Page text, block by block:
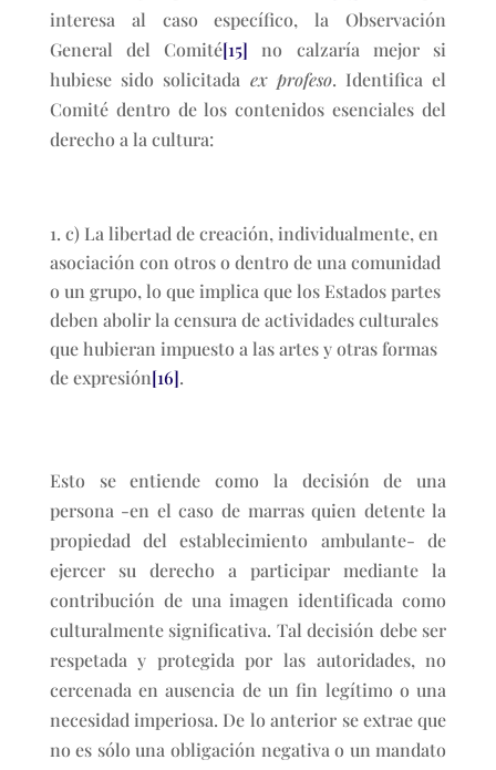
interesa al caso específico, la Observación
General del Comité[15] no calzaría mejor si
hubiese sido solicitada ex profeso. Identifica el
Comité dentro de los contenidos esenciales del
derecho a la cultura:
c) La libertad de creación, individualmente, en
asociación con otros o dentro de una comunidad
o un grupo, lo que implica que los Estados partes
deben abolir la censura de actividades culturales
que hubieran impuesto a las artes y otras formas
de expresión[16].
Esto se entiende como la decisión de una
persona -en el caso de marras quien detente la
propiedad del establecimiento ambulante- de
ejercer su derecho a participar mediante la
contribución de una imagen identificada como
culturalmente significativa. Tal decisión debe ser
respetada y protegida por las autoridades, no
cercenada en ausencia de un fin legítimo o una
necesidad imperiosa. De lo anterior se extrae que
no es sólo una obligación negativa o un mandato